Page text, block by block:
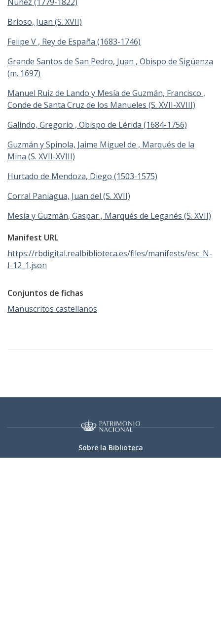
Brioso, Juan (S. XVII)
Felipe V , Rey de España (1683-1746)
Grande Santos de San Pedro, Juan , Obispo de Sigüenza
(m. 1697)
Manuel Ruiz de Lando y Mesía de Guzmán, Francisco ,
Conde de Santa Cruz de los Manueles (S. XVII-XVIII)
Galindo, Gregorio , Obispo de Lérida (1684-1756)
Guzmán y Spinola, Jaime Miguel de , Marqués de la
Mina (S. XVII-XVIII)
Hurtado de Mendoza, Diego (1503-1575)
Corral Paniagua, Juan del (S. XVII)
Mesía y Guzmán, Gaspar , Marqués de Leganés (S. XVII)
Manifest URL
https://rbdigital.realbiblioteca.es/files/manifests/esc_N-
I-12_1.json
Conjuntos de fichas
Manuscritos castellanos
Sobre la Biblioteca